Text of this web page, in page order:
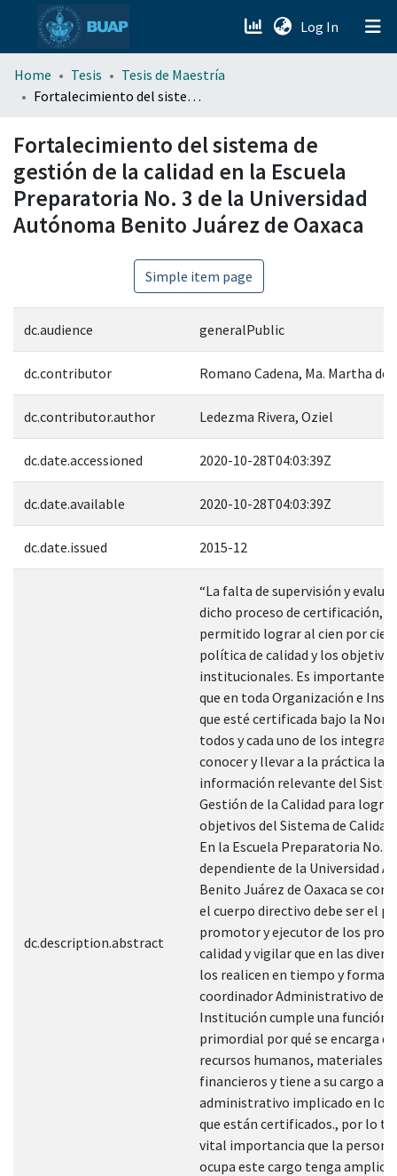
Log In (current)
menu.section.about_menu
Home Tesis
Tesis de Maestría
Fortalecimiento del sistema de gestión de la calidad en la Escuela Preparatoria No. 3 de la Universidad Autónoma Benito Juárez de Oaxaca
Fortalecimiento del sistema de
gestión de la calidad en la Escuela
Preparatoria No. 3 de la Universidad
Autónoma Benito Juárez de Oaxaca
Simple item page
dc.audience generalPublic
dc.contributor Romano Cadena, Ma. Martha
dc.contributor.author Ledezma Rivera, Oziel
dc.date.accessioned 2020-10-28T04:03:39Z
dc.date.available 2020-10-28T04:03:39Z
dc.date.issued 2015-12
dc.description.abstract
“La falta de supervisión y
dicho proceso de certificación,
permitido lograr al cien por
política de calidad y los objetivos
institucionales. Es importante
que en toda Organización e
que esté certificada bajo la
todos y cada uno de los
conocer y llevar a la práctica la
información relevante del
Gestión de la Calidad para
objetivos del Sistema de
En la Escuela Preparatoria No.3
dependiente de la Universidad
Benito Juárez de Oaxaca se
el cuerpo directivo debe ser el
promotor y ejecutor de los
calidad y vigilar que en las
los realicen en tiempo y forma.
coordinador Administrativo de la
Institución cumple una función
primordial por qué se encarga
recursos humanos, materiales y
financieros y tiene a su cargo al
administrativo implicado en los
que están certificados., por lo
vital importancia que la persona
ocupa este cargo tenga amplio